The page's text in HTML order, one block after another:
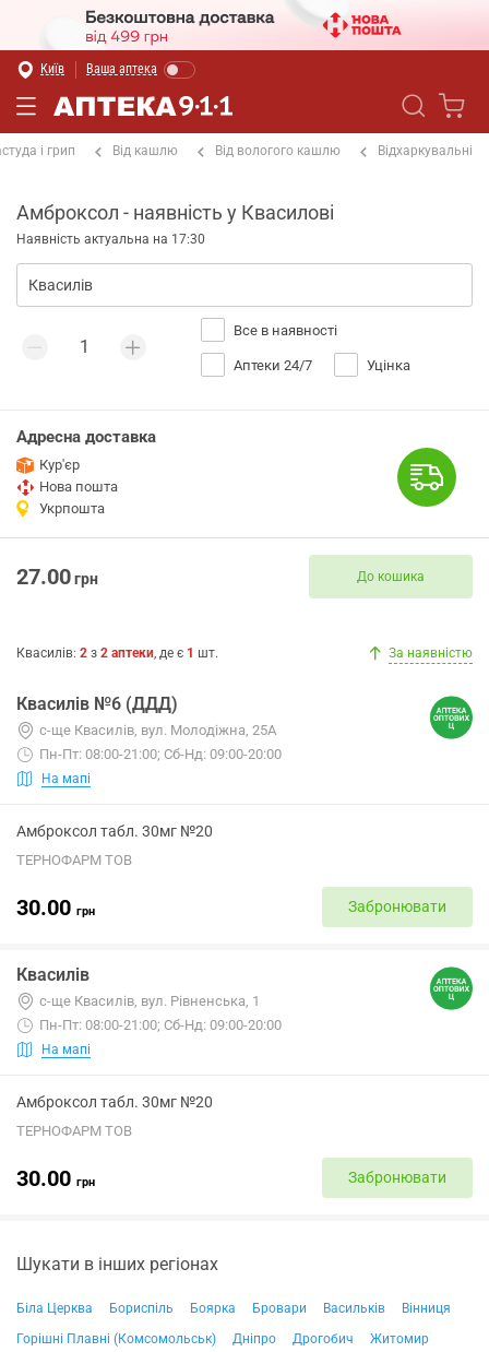
Київ Ваша аптека
і грип Від кашлю Від вологого кашлю Відхаркувальні
Амброксол - наявність у Квасилові
Наявність актуальна на 17:30
Все в наявності
Аптеки 24/7 Уцінка
Адресна доставка
Кур'єр
Нова пошта
Укрпошта
27.00грн До кошика
Квасилів: 2 з 2 аптеки, де є 1 шт. За наявністю
Квасилів №6 (ДДД)
с-ще Квасилів, вул. Молодіжна, 25А
Пн-Пт: 08:00-21:00; Сб-Нд: 09:00-20:00
На мапі
Амброксол табл. 30мг №20
ТЕРНОФАРМ ТОВ
30.00 грн Забронювати
Квасилів
с-ще Квасилів, вул. Рівненська, 1
Пн-Пт: 08:00-21:00; Сб-Нд: 09:00-20:00
На мапі
Амброксол табл. 30мг №20
ТЕРНОФАРМ ТОВ
30.00 грн Забронювати
Шукати в інших регіонах
Біла Церква Бориспіль Боярка Бровари Васильків
Вінниця
Горішні Плавні (Комсомольськ)
Дніпро Дрогобич
Житомир